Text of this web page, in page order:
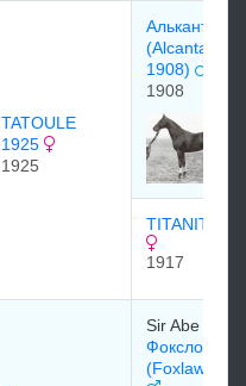
TATOULE
1925
1925
Алькантара
(Alcantara
1908)
1908
TITANITE
1917
Sir Abe
Фоксло
(Foxlaw)